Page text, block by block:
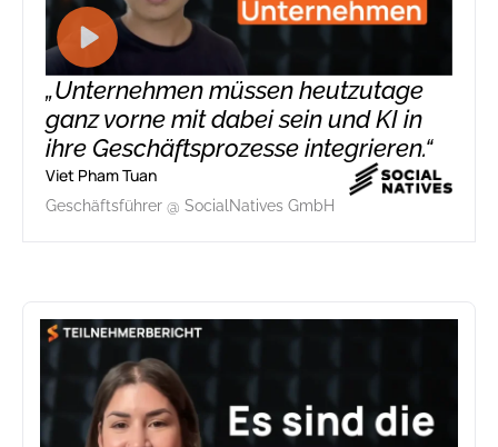
„Unternehmen müssen heutzutage
ganz vorne mit dabei sein und KI in
ihre Geschäftsprozesse integrieren.“
Viet Pham Tuan
Geschäftsführer @ SocialNatives GmbH